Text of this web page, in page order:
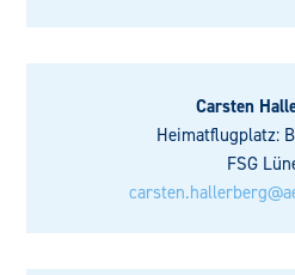
Carsten
Heimatflugplatz:
FSG